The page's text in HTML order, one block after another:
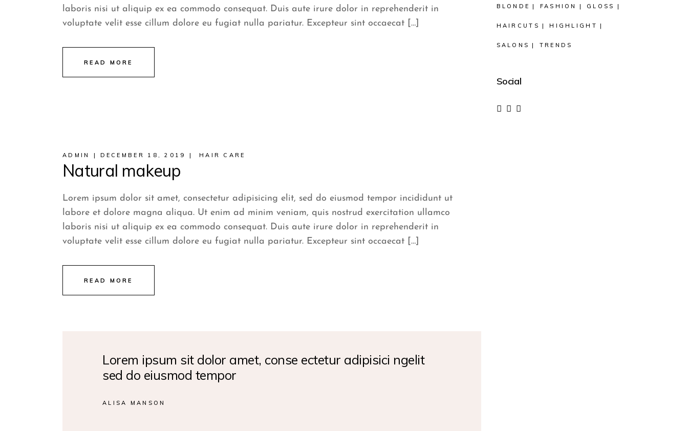
laboris nisi ut aliquip ex ea commodo consequat. Duis aute irure dolor in reprehenderit in
voluptate velit esse cillum dolore eu fugiat nulla pariatur. Excepteur sint occaecat […]
READ MORE
ADMIN DECEMBER 18, 2019 HAIR CARE
Natural makeup
Lorem ipsum dolor sit amet, consectetur adipisicing elit, sed do eiusmod tempor incididunt ut
labore et dolore magna aliqua. Ut enim ad minim veniam, quis nostrud exercitation ullamco
laboris nisi ut aliquip ex ea commodo consequat. Duis aute irure dolor in reprehenderit in
voluptate velit esse cillum dolore eu fugiat nulla pariatur. Excepteur sint occaecat […]
READ MORE
Lorem ipsum sit dolor amet, conse ectetur adipisici ngelit
sed do eiusmod tempor
ALISA MANSON
BLONDE FASHION GLOSS
HAIRCUTS HIGHLIGHT
SALONS TRENDS
Social